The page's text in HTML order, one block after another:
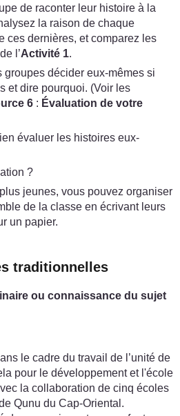
de raconter leur histoire à la
la raison de chaque
ces dernières, et comparez les
l’Activité 1.
groupes décider eux-mêmes si
et dire pourquoi. (Voir les
6 : Évaluation de votre
évaluer les histoires eux-
?
jeunes, vous pouvez organiser
de la classe en écrivant leurs
un papier.
traditionnelles
ou connaissance du sujet
le cadre du travail de l’unité de
pour le développement et l'école
la collaboration de cinq écoles
Qunu du Cap-Oriental.